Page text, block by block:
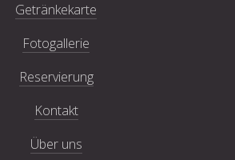
Getränkekarte
Fotogallerie
Reservierung
Kontakt
Über uns